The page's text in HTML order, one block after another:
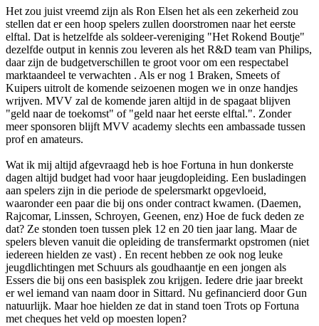
Het zou juist vreemd zijn als Ron Elsen het als een zekerheid zou
stellen dat er een hoop spelers zullen doorstromen naar het eerste
elftal. Dat is hetzelfde als soldeer-vereniging "Het Rokend Boutje"
dezelfde output in kennis zou leveren als het R&D team van Philips,
daar zijn de budgetverschillen te groot voor om een respectabel
marktaandeel te verwachten . Als er nog 1 Braken, Smeets of
Kuipers uitrolt de komende seizoenen mogen we in onze handjes
wrijven. MVV zal de komende jaren altijd in de spagaat blijven
"geld naar de toekomst" of "geld naar het eerste elftal.". Zonder
meer sponsoren blijft MVV academy slechts een ambassade tussen
prof en amateurs.
Wat ik mij altijd afgevraagd heb is hoe Fortuna in hun donkerste
dagen altijd budget had voor haar jeugdopleiding. Een busladingen
aan spelers zijn in die periode de spelersmarkt opgevloeid,
waaronder een paar die bij ons onder contract kwamen. (Daemen,
Rajcomar, Linssen, Schroyen, Geenen, enz) Hoe de fuck deden ze
dat? Ze stonden toen tussen plek 12 en 20 tien jaar lang. Maar de
spelers bleven vanuit die opleiding de transfermarkt opstromen (niet
iedereen hielden ze vast) . En recent hebben ze ook nog leuke
jeugdlichtingen met Schuurs als goudhaantje en een jongen als
Essers die bij ons een basisplek zou krijgen. Iedere drie jaar breekt
er wel iemand van naam door in Sittard. Nu gefinancierd door Gun
natuurlijk. Maar hoe hielden ze dat in stand toen Trots op Fortuna
met cheques het veld op moesten lopen?